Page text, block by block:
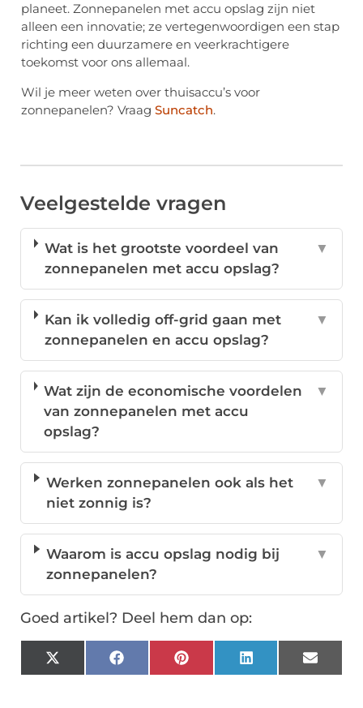
planeet. Zonnepanelen met accu opslag zijn niet
alleen een innovatie; ze vertegenwoordigen een stap
richting een duurzamere en veerkrachtigere
toekomst voor ons allemaal.
Wil je meer weten over thuisaccu’s voor
zonnepanelen? Vraag Suncatch.
Veelgestelde vragen
Wat is het grootste voordeel van
zonnepanelen met accu opslag?
▼
Kan ik volledig off-grid gaan met
zonnepanelen en accu opslag?
▼
Wat zijn de economische voordelen
van zonnepanelen met accu
opslag?
▼
Werken zonnepanelen ook als het
niet zonnig is?
▼
Waarom is accu opslag nodig bij
zonnepanelen?
▼
Goed artikel? Deel hem dan op:
X
(Twitter)
FacebookPinterestLinkedInEmail